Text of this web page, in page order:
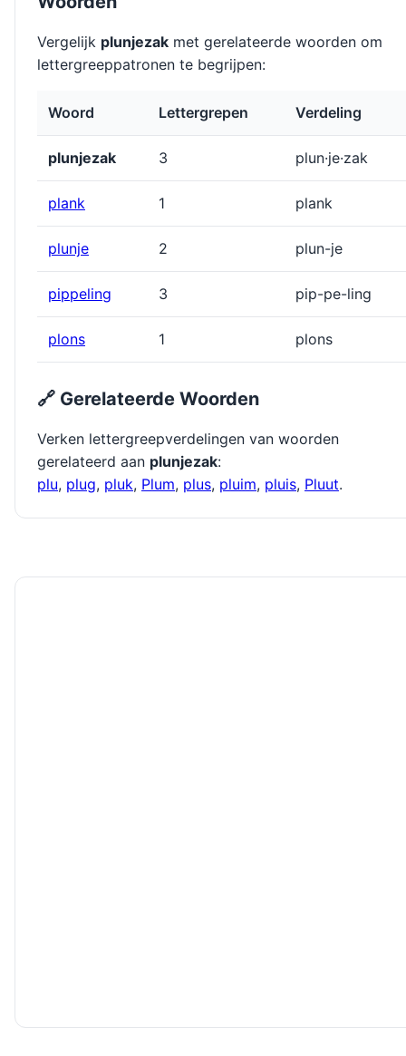
Vergelijk plunjezak met gerelateerde woorden om
lettergreeppatronen te begrijpen:
Woord Lettergrepen Verdeling
plunjezak 3 plun·je·zak
plank 1 plank
plunje 2 plun-je
pippeling 3 pip-pe-ling
plons 1 plons
🔗 Gerelateerde Woorden
Verken lettergreepverdelingen van woorden
gerelateerd aan plunjezak:
plu, plug, pluk, Plum, plus, pluim, pluis, Pluut.